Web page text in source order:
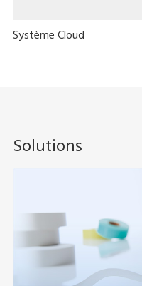
Système Cloud
Solutions